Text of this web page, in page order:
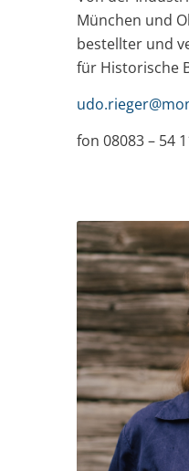
München und
bestellter und
für Historische
fon 08083 – 54
Erfahrung
für
habe ich
für
entwickle